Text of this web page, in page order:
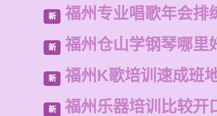
新 福州专业唱歌年会排
新 福州仓山学钢琴哪里
新 福州K歌培训速成班
新 福州乐器培训比较开